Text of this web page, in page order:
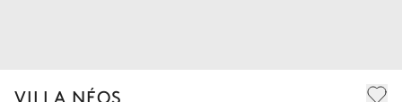
VILLA NÉOS